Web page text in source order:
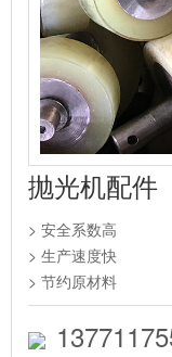
抛光机配件
> 安全系数高
> 生产速度快
> 节约原材料